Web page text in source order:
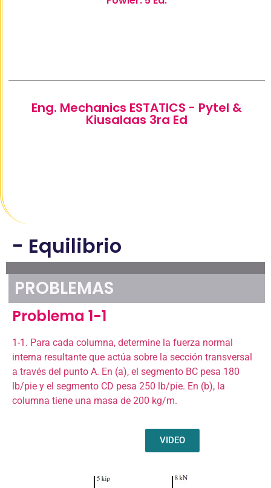
- Equilibrio
PROBLEMAS
Problema 1-1
1-1. Para cada columna, determine la fuerza normal
interna resultante que actúa sobre la sección transversal
a través del punto A. En (a), el segmento BC pesa 180
lb/pie y el segmento CD pesa 250 lb/pie. En (b), la
columna tiene una masa de 200 kg/m.
VIDEO
Eng. Mechanics ESTATICS - Pytel &
Kiusalaas 3ra Ed